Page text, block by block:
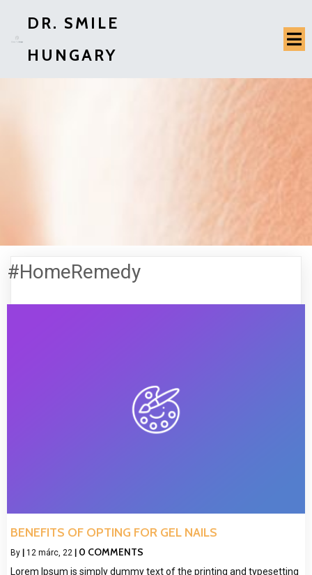
DR. SMILE
HUNGARY
#HomeRemedy
BENEFITS OF OPTING FOR GEL NAILS
By | 12 márc, 22 | 0 COMMENTS
Lorem Ipsum is simply dummy text of the printing and typesetting